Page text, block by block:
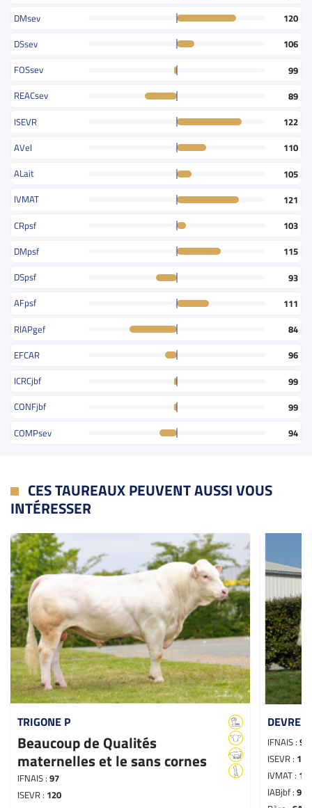
DMsev
120
DSsev
106
FOSsev
99
REACsev
89
ISEVR
122
AVel
110
ALait
105
IVMAT
121
CRpsf
103
DMpsf
115
DSpsf
93
AFpsf
111
RIAPgef
84
EFCAR
96
ICRCjbf
99
CONFjbf
99
COMPsev
94
CES TAUREAUX PEUVENT AUSSI VOUS
INTÉRESSER
TRIGONE P
Beaucoup de Qualités
maternelles et le sans cornes
IFNAIS : 97
ISEVR : 120
DEVRED
IFNAIS :98
ISEVR : 106
IVMAT :
IABjbf :97